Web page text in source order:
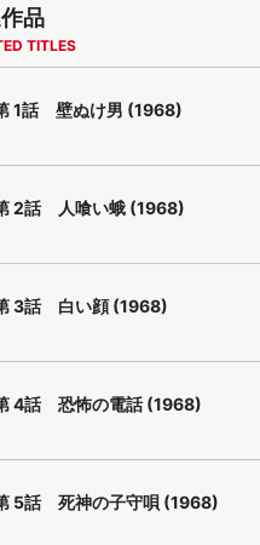
品
TITLES
1話 壁ぬけ男 (1968)
2話 人喰い蛾 (1968)
3話 白い顔 (1968)
4話 恐怖の電話 (1968)
5話 死神の子守唄 (1968)